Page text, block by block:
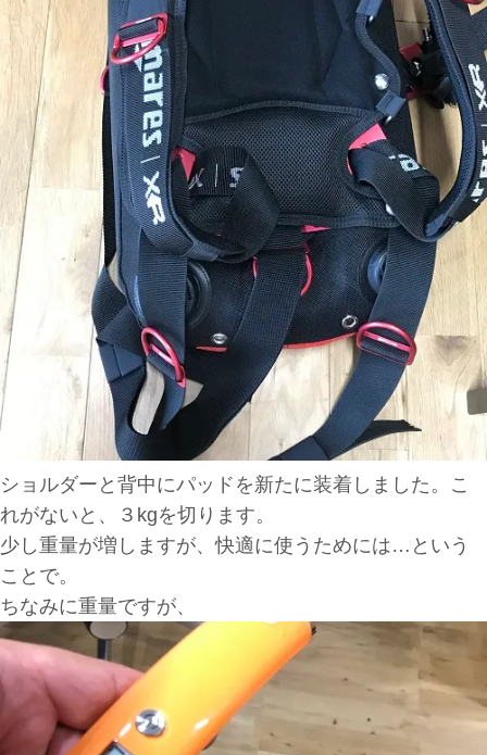
ショルダーと背中にパッドを新たに装着しました。こ
れがないと、３kgを切ります。
少し重量が増しますが、快適に使うためには…という
ことで。
ちなみに重量ですが、